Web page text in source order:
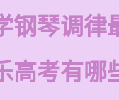
钢琴调律
高考有哪